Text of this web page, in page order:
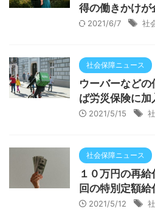
得の働きかけが
2021/6/7 社
社会保障ニュース
ウーバーなど
ば労災保険に加
2021/5/15
社会保障ニュース
１０万円の再
回の特別定額
2021/5/12